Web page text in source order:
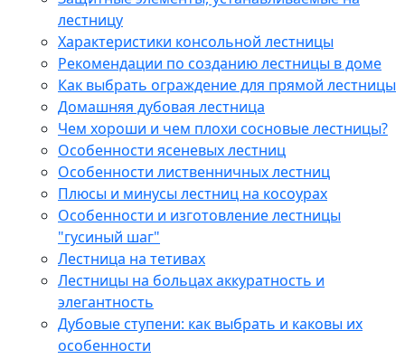
лестницу
Характеристики консольной лестницы
Рекомендации по созданию лестницы в доме
Как выбрать ограждение для прямой лестницы
Домашняя дубовая лестница
Чем хороши и чем плохи сосновые лестницы?
Особенности ясеневых лестниц
Особенности лиственничных лестниц
Плюсы и минусы лестниц на косоурах
Особенности и изготовление лестницы
"гусиный шаг"
Лестница на тетивах
Лестницы на больцах аккуратность и
элегантность
Дубовые ступени: как выбрать и каковы их
особенности